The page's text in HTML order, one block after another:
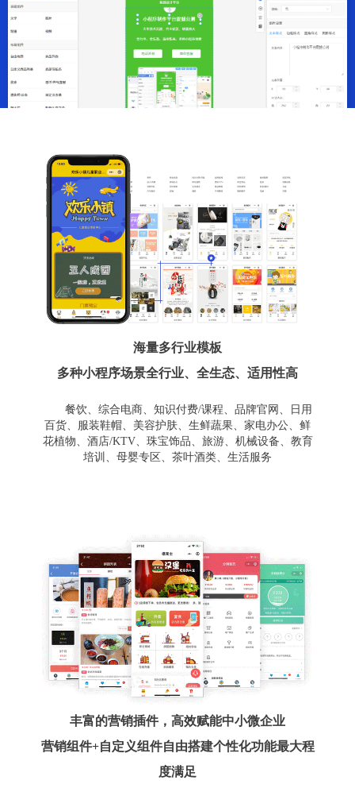
海量多行业模板
多种小程序场景全行业、全生态、适用性高
餐饮、综合电商、知识付费/课程、品牌官网、日用
百货、服装鞋帽、美容护肤、生鲜蔬果、家电办公、鲜
花植物、酒店/KTV、珠宝饰品、旅游、机械设备、教育
培训、母婴专区、茶叶酒类、生活服务
丰富的营销插件，高效赋能中小微企业
营销组件+自定义组件自由搭建个性化功能最大程
度满足